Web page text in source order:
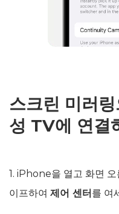
스크린 미러
성 TV에 연결
1. iPhone을 열고 화면
이프하여 제어 센터를 여